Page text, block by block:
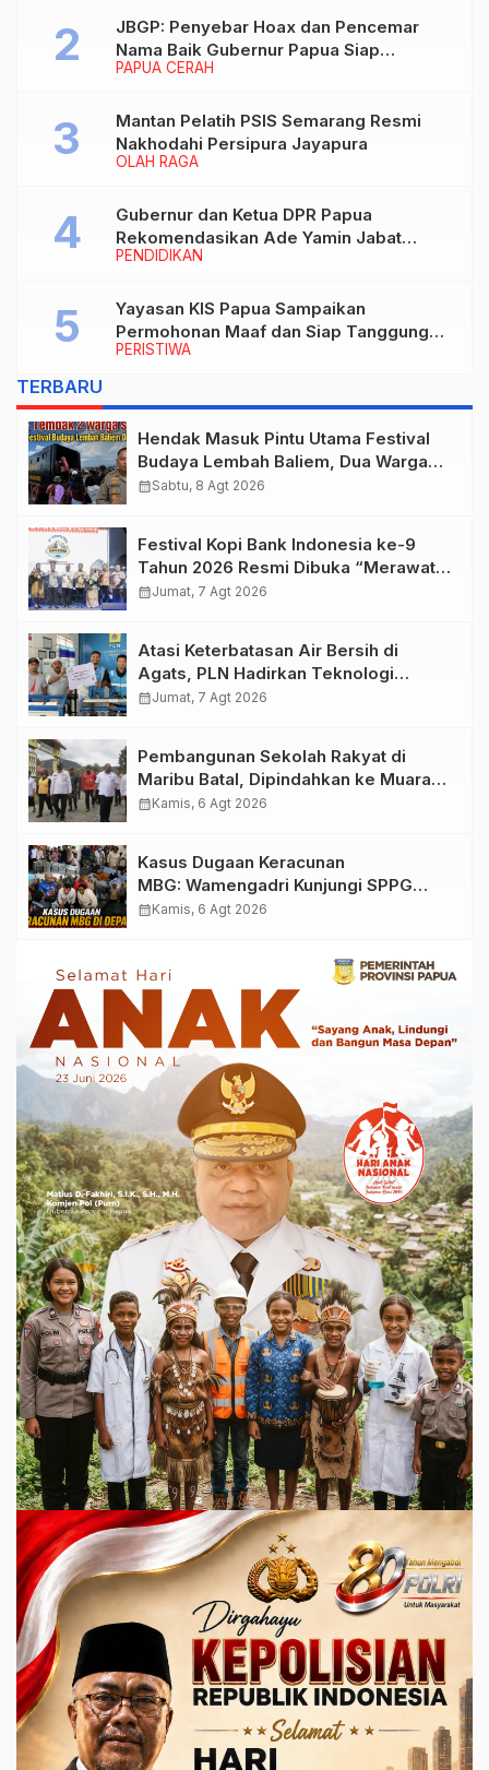
PAPUA CERAH
JBGP: Penyebar Hoax dan Pencemar
Nama Baik Gubernur Papua Siap
Berhadapan dengan Hukum!
OLAH RAGA
Mantan Pelatih PSIS Semarang Resmi
Nakhodahi Persipura Jayapura
PENDIDIKAN
Gubernur dan Ketua DPR Papua
Rekomendasikan Ade Yamin Jabat
Rektor IAIN Fattahul Muluk Papua
PERISTIWA
Yayasan KIS Papua Sampaikan
Permohonan Maaf dan Siap Tanggung
Biaya Korban Dugaan Keracunan MBG di
TERBARU
Hendak Masuk Pintu Utama Festival
Budaya Lembah Baliem, Dua Warga
Sipil Ditembak OTK
calendar_monthSabtu, 8 Agt 2026
Festival Kopi Bank Indonesia ke-9
Tahun 2026 Resmi Dibuka “Merawat
Warisan, Membangun Masa Depan
calendar_monthJumat, 7 Agt 2026
Atasi Keterbatasan Air Bersih di
Agats, PLN Hadirkan Teknologi
Desalinasi untuk Masjid Saiful Al-
calendar_monthJumat, 7 Agt 2026
Pembangunan Sekolah Rakyat di
Maribu Batal, Dipindahkan ke Muara
Tami, Ini Sebabnya
calendar_monthKamis, 6 Agt 2026
Kasus Dugaan Keracunan
MBG: Wamengadri Kunjungi SPPG
Yayasan KIS Papua, Ini yang
calendar_monthKamis, 6 Agt 2026